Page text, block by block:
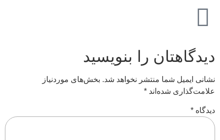
دیدگاهتان را بنویسید
نشانی ایمیل شما منتشر نخواهد شد. بخش‌های موردنیاز
علامت‌گذاری شده‌اند *
دیدگاه *